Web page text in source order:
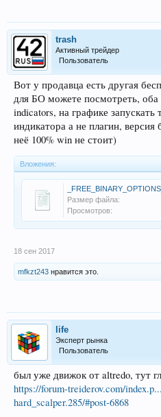
trash
Активный трейдер
Пользователь
Вот у продавца есть другая
для БО можете посмотреть, оба
indicators, на графике запускать
индикатора а не плагин, версия
неё 100% win не стоит)
Вложения:
Размер файла:
Просмотров:
18 сен 2017
mfkzt243 нравится это.
life
Эксперт рынка
Пользователь
был уже движок от altredo, тут
https://forum-treiderov.com/
hard_scalper.285/#post-6868